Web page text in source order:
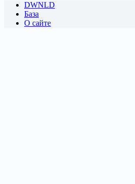
DWNLD
База
О сайте